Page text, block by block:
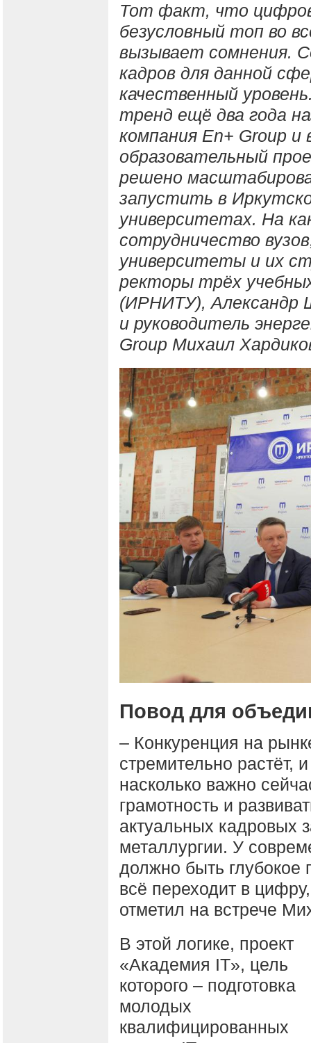
Тот факт, что
безусловный топ во
вызывает сомнения.
кадров для данной
качественный
тренд ещё два года
компания En+ Group
образовательный
решено
запустить в
университетах. На
сотрудничество
университеты и их
ректоры трёх
(ИРНИТУ), Александр
и руководитель
Group Михаил
Повод для
– Конкуренция на
стремительно растёт,
насколько важно
грамотность и
актуальных кадровых
металлургии. У
должно быть глубокое
всё переходит в
отметил на встрече
В этой логике, проект
«Академия IT», цель
которого – подготовка
молодых
квалифицированных